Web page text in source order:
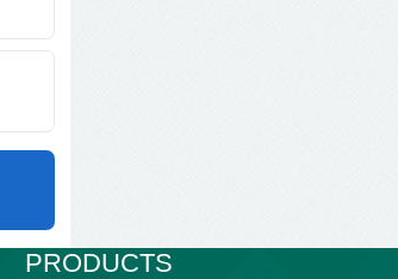
PRODUCTS